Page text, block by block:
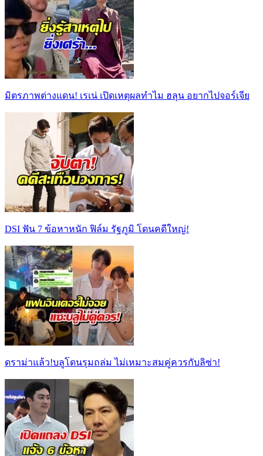
มิตรภาพต่างแดน! เรเน่ เปิดเหตุผลทำไม ฮลุน อยากไปจอร์เจีย
DSI ฟัน 7 ข้อหาหนัก ฟิล์ม รัฐภูมิ โดนคดีใหญ่!
ดราม่าแล้ว!บลูโดนรุมถล่ม ไม่เหมาะสมคู่ควรกับลิซ่า!